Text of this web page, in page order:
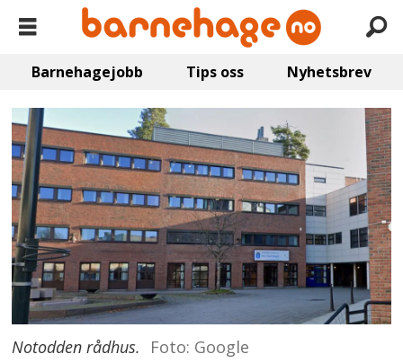
Barnehagejobb Tips oss Nyhetsbrev
Notodden rådhus. Foto: Google